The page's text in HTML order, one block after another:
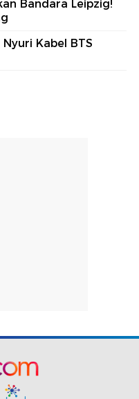
Bandara Leipzig!
Kabel BTS